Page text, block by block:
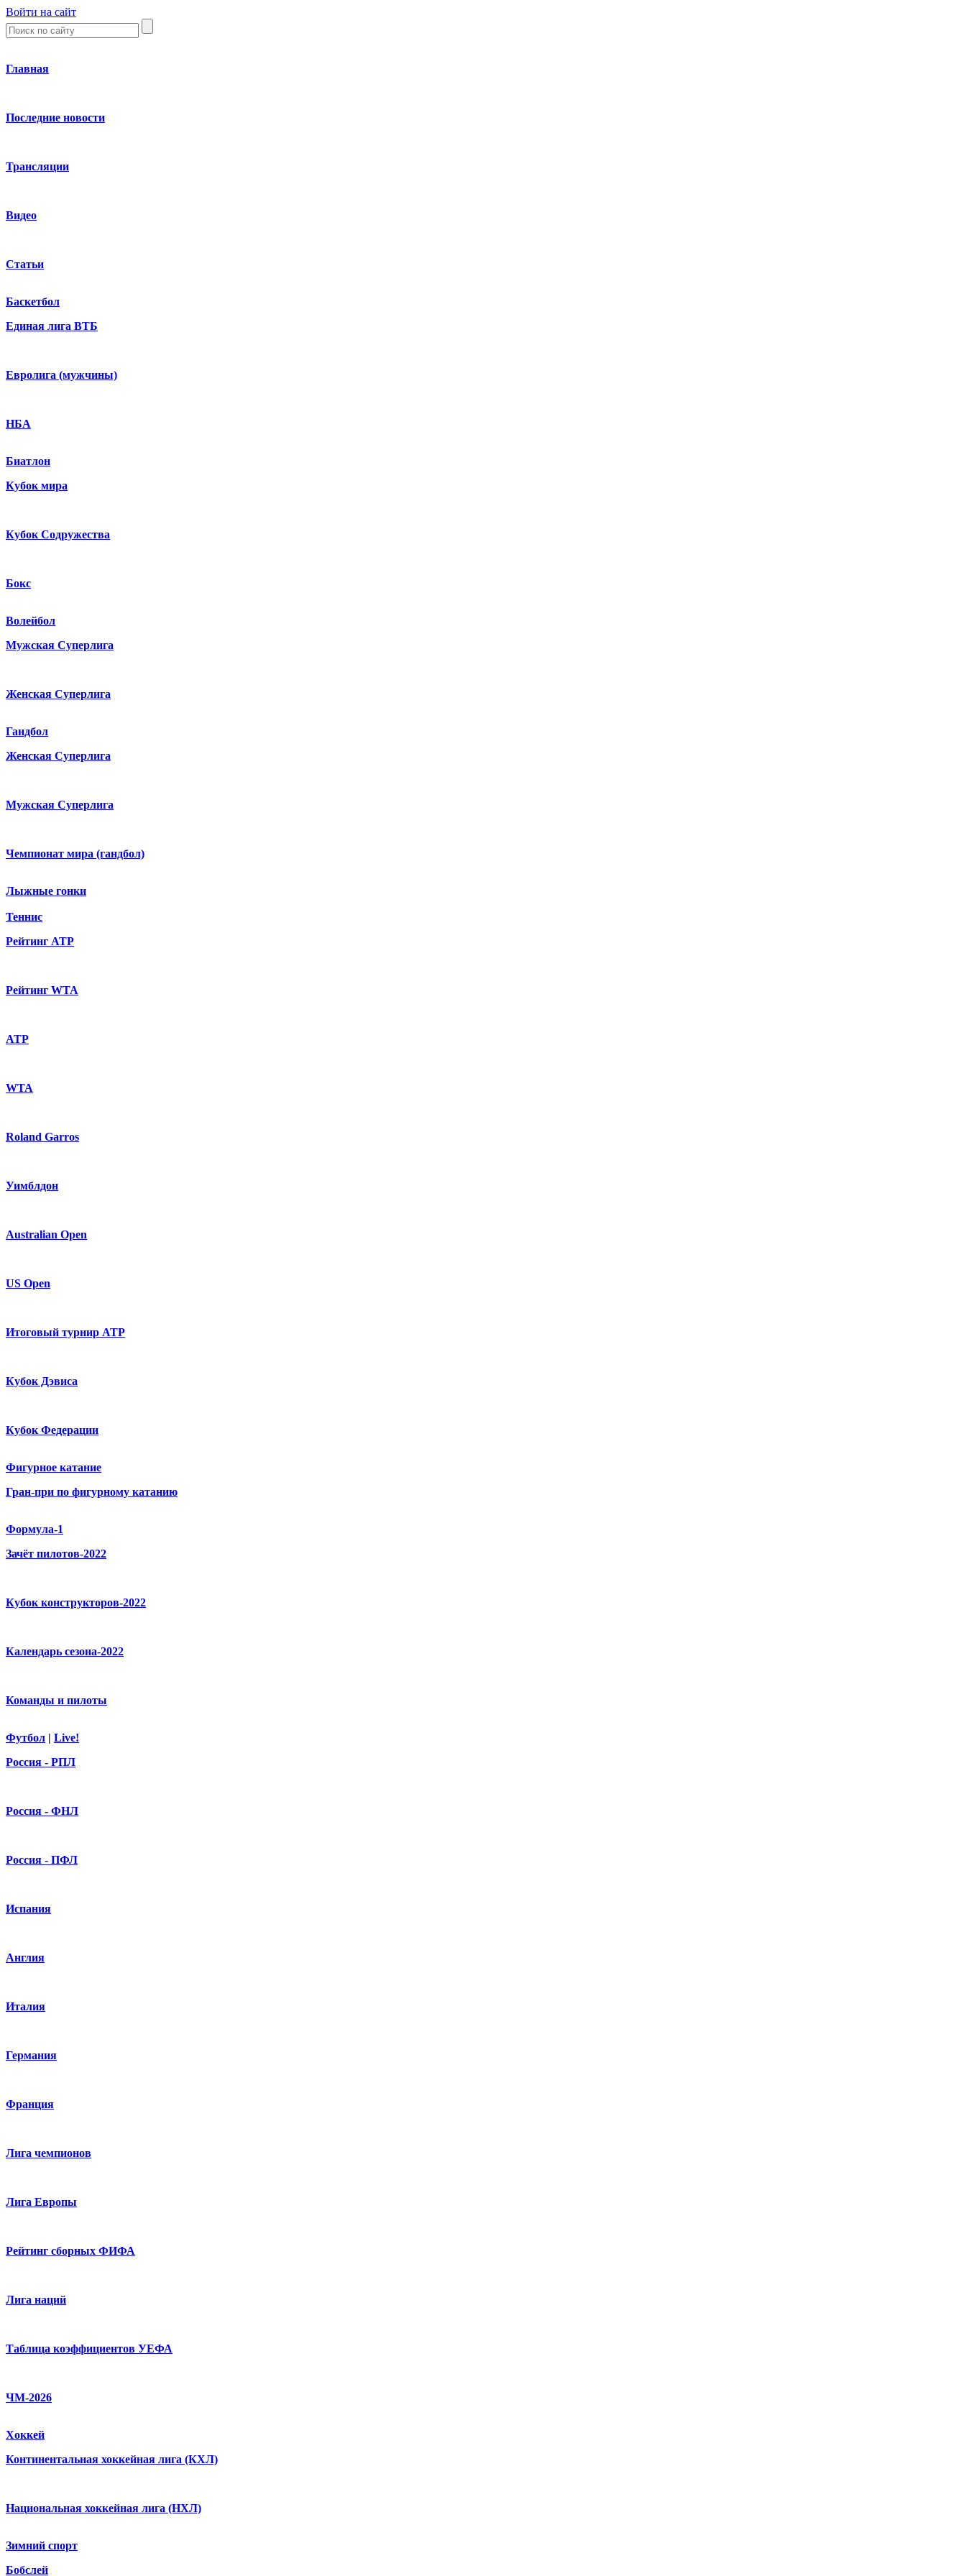
Войти на сайт
Главная
Последние новости
Трансляции
Видео
Статьи
Баскетбол
Единая лига ВТБ
Евролига (мужчины)
НБА
Биатлон
Кубок мира
Кубок Содружества
Бокс
Волейбол
Мужская Суперлига
Женская Суперлига
Гандбол
Женская Суперлига
Мужская Суперлига
Чемпионат мира (гандбол)
Лыжные гонки
Теннис
Рейтинг ATP
Рейтинг WTA
ATP
WTA
Roland Garros
Уимблдон
Australian Open
US Open
Итоговый турнир ATP
Кубок Дэвиса
Кубок Федерации
Фигурное катание
Гран-при по фигурному катанию
Формула-1
Зачёт пилотов-2022
Кубок конструкторов-2022
Календарь сезона-2022
Команды и пилоты
Футбол | Live!
Россия - РПЛ
Россия - ФНЛ
Россия - ПФЛ
Испания
Англия
Италия
Германия
Франция
Лига чемпионов
Лига Европы
Рейтинг сборных ФИФА
Лига наций
Таблица коэффициентов УЕФА
ЧМ-2026
Хоккей
Континентальная хоккейная лига (КХЛ)
Национальная хоккейная лига (НХЛ)
Зимний спорт
Бобслей